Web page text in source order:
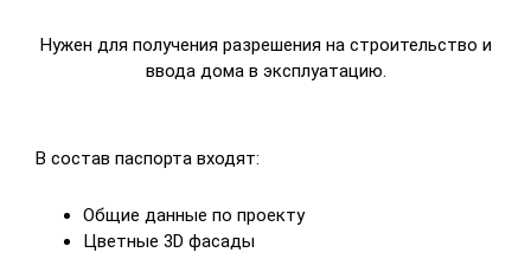
Нужен для получения разрешения на строительство и
ввода дома в эксплуатацию.
В состав паспорта входят:
Общие данные по проекту
Цветные 3D фасады